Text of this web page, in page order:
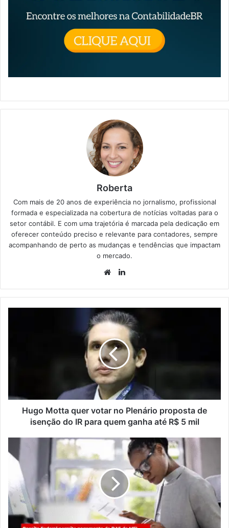
Roberta
Com mais de 20 anos de experiência no jornalismo, profissional
formada e especializada na cobertura de notícias voltadas para o
setor contábil. E com uma trajetória é marcada pela dedicação em
oferecer conteúdo preciso e relevante para contadores, sempre
acompanhando de perto as mudanças e tendências que impactam
o mercado.
Hugo Motta quer votar no Plenário proposta de
isenção do IR para quem ganha até R$ 5 mil